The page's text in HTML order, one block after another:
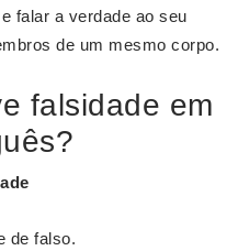
falar a verdade ao seu
de um mesmo corpo.
falsidade em
de falso.